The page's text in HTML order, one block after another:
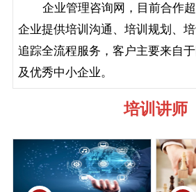
企业管理咨询网，目前合作超
企业提供培训沟通、培训规划、
追踪全流程服务，客户主要来自
及优秀中小企业。
培训讲师